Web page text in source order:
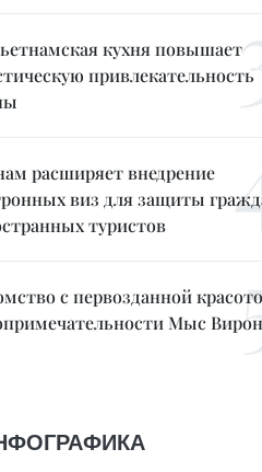
кухня повышает
привлекательность
расширяет внедрение
виз для защиты
туристов
с первозданной
Мыс